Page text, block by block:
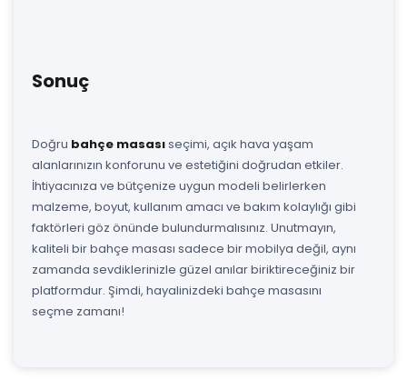
Sonuç
Doğru bahçe masasıseçimi, açık hava yaşam
alanlarınızın konforunu ve estetiğini doğrudan etkiler.
İhtiyacınıza ve bütçenize uygun modeli belirlerken
malzeme, boyut, kullanım amacı ve bakım kolaylığı gibi
faktörleri göz önünde bulundurmalısınız. Unutmayın,
kaliteli bir bahçe masası sadece bir mobilya değil, aynı
zamanda sevdiklerinizle güzel anılar biriktireceğiniz bir
platformdur. Şimdi, hayalinizdeki bahçe masasını
seçme zamanı!